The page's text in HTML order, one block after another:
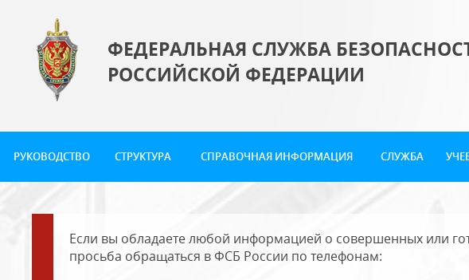
ФЕДЕРАЛЬНАЯ СЛУЖБА
РОССИЙСКОЙ ФЕДЕРАЦИИ
РУКОВОДСТВО СТРУКТУРА СПРАВОЧНАЯ ИНФОРМАЦИЯ СЛУЖБА
Если вы обладаете любой информацией о совершенных или
просьба обращаться в ФСБ России по телефонам: